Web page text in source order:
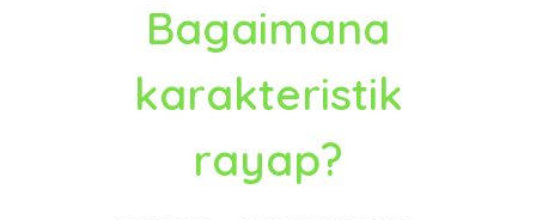
Bagaimana
karakteristik
rayap?